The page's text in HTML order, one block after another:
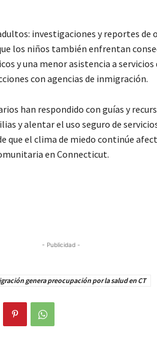
investigaciones y reportes de
los niños también enfrentan
y una menor asistencia a servicios
con agencias de inmigración.
han respondido con guías y
y alentar el uso seguro de
que el clima de miedo continúe
en Connecticut.
- Publicidad -
genera preocupación por la salud en CT